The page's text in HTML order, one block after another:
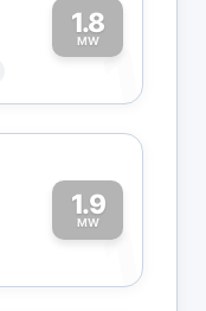
1.8
MW1
1.9
MW1